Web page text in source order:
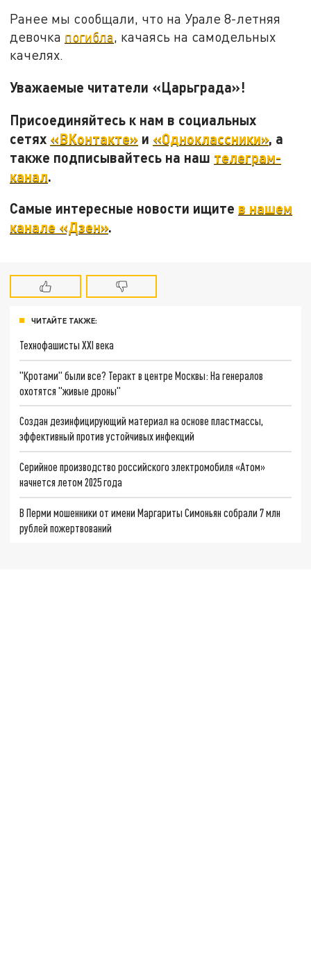
Ранее мы сообщали, что на Урале 8-летняя
девочка погибла, качаясь на самодельных
качелях.
Уважаемые читатели «Царьграда»!
Присоединяйтесь к нам в социальных
сетях «ВКонтакте» и «Одноклассники», а
также подписывайтесь на наш телеграм-
канал.
Самые интересные новости ищите в нашем
канале «Дзен».
ЧИТАЙТЕ ТАКЖЕ:
Технофашисты XXI века
"Кротами" были все? Теракт в центре Москвы: На генералов
охотятся "живые дроны"
Создан дезинфицирующий материал на основе пластмассы,
эффективный против устойчивых инфекций
Серийное производство российского электромобиля «Атом»
начнется летом 2025 года
В Перми мошенники от имени Маргариты Симоньян собрали 7 млн
рублей пожертвований